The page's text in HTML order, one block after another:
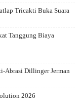
Tricakti Buka Suara
Tanggung Biaya
Abrasi Dillinger Jerman
2026